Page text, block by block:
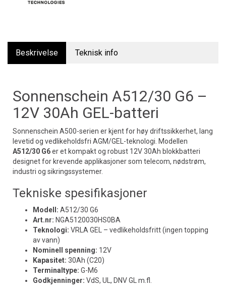
Beskrivelse Teknisk info
Sonnenschein A512/30 G6 –
12V 30Ah GEL-batteri
Sonnenschein A500-serien er kjent for høy driftssikkerhet, lang
levetid og vedlikeholdsfri AGM/GEL-teknologi. Modellen
A512/30 G6er et kompakt og robust 12V 30Ah blokkbatteri
designet for krevende applikasjoner som telecom, nødstrøm,
industri og sikringssystemer.
Tekniske spesifikasjoner
Modell: A512/30 G6
Art.nr: NGA5120030HS0BA
Teknologi: VRLA GEL – vedlikeholdsfritt (ingen topping
av vann)
Nominell spenning: 12V
Kapasitet: 30Ah (C20)
Terminaltype: G-M6
Godkjenninger: VdS, UL, DNV GL m.fl.